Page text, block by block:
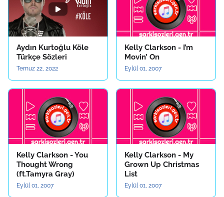
Aydın Kurtoğlu Köle
Türkçe Sözleri
Temuz 22, 2022
Kelly Clarkson - I’m
Movin’ On
Eylül 01, 2007
Kelly Clarkson - You
Thought Wrong
(ft.Tamyra Gray)
Eylül 01, 2007
Kelly Clarkson - My
Grown Up Christmas
List
Eylül 01, 2007